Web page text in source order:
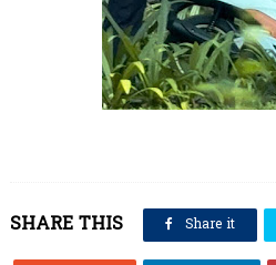
SHARE THIS Share it